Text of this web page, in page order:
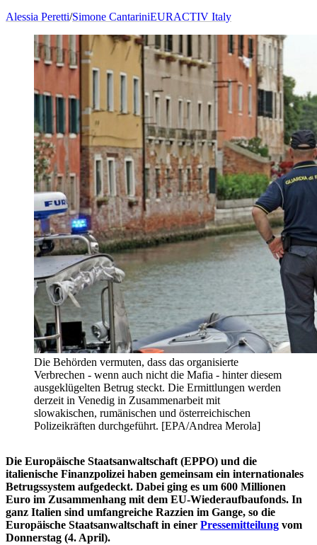
Alessia Peretti/Simone CantariniEURACTIV Italy
Die Behörden vermuten, dass das organisierte
Verbrechen - wenn auch nicht die Mafia - hinter diesem
ausgeklügelten Betrug steckt. Die Ermittlungen werden
derzeit in Venedig in Zusammenarbeit mit
slowakischen, rumänischen und österreichischen
Polizeikräften durchgeführt. [EPA/Andrea Merola]
Die Europäische Staatsanwaltschaft (EPPO) und die
italienische Finanzpolizei haben gemeinsam ein internationales
Betrugssystem aufgedeckt. Dabei ging es um 600 Millionen
Euro im Zusammenhang mit dem EU-Wiederaufbaufonds. In
ganz Italien sind umfangreiche Razzien im Gange, so die
Europäische Staatsanwaltschaft in einer Pressemitteilung vom
Donnerstag (4. April).